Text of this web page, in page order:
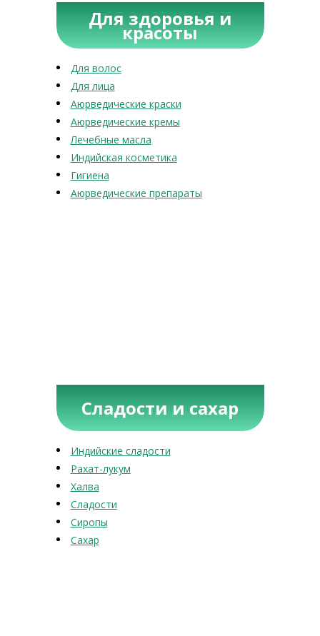
Для здоровья и
красоты
Для волос
Для лица
Аюрведические краски
Аюрведические кремы
Лечебные масла
Индийская косметика
Гигиена
Аюрведические препараты
Сладости и сахар
Индийские сладости
Рахат-лукум
Халва
Сладости
Сиропы
Сахар